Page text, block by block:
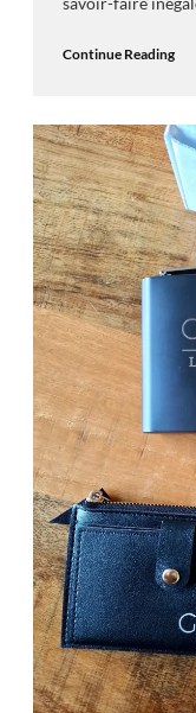
Continue Reading